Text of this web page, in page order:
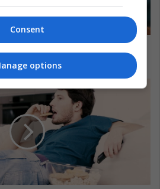
esfuerzos para bajar de
Consent
options